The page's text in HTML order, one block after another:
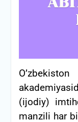
(ijodiy)
manzili har